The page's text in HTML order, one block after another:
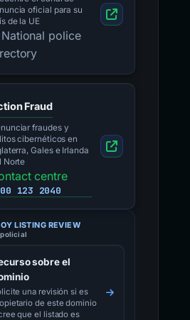
oficial para su
de la UE
police
Fraud
fraudes y
cibernéticos en
Gales e Irlanda
Norte
centre
123 2040
LISTING REVIEW
policial
sobre el
una revisión si es
de este dominio
que el listado es